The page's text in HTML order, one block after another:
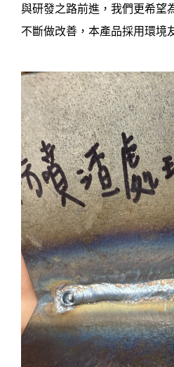
與研發之路前進，我們更希望
不斷做改善，本產品採用環境